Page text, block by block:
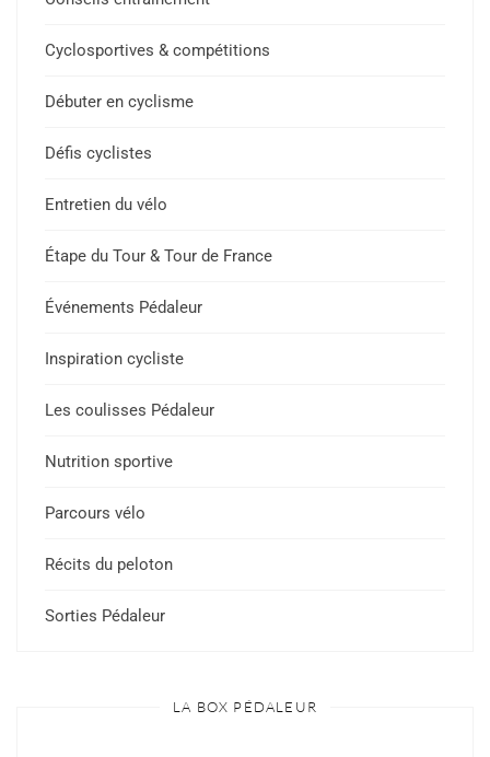
Cyclosportives & compétitions
Débuter en cyclisme
Défis cyclistes
Entretien du vélo
Étape du Tour & Tour de France
Événements Pédaleur
Inspiration cycliste
Les coulisses Pédaleur
Nutrition sportive
Parcours vélo
Récits du peloton
Sorties Pédaleur
LA BOX PÉDALEUR